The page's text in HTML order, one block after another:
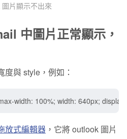
片顯示不出來
中圖片正常顯示，
與 style，例如：
width: 100%; width: 640px;
放式編輯器 ，它將 outlook 圖片